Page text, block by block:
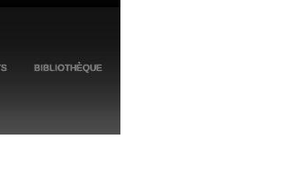
BIBLIOTHÈQUE